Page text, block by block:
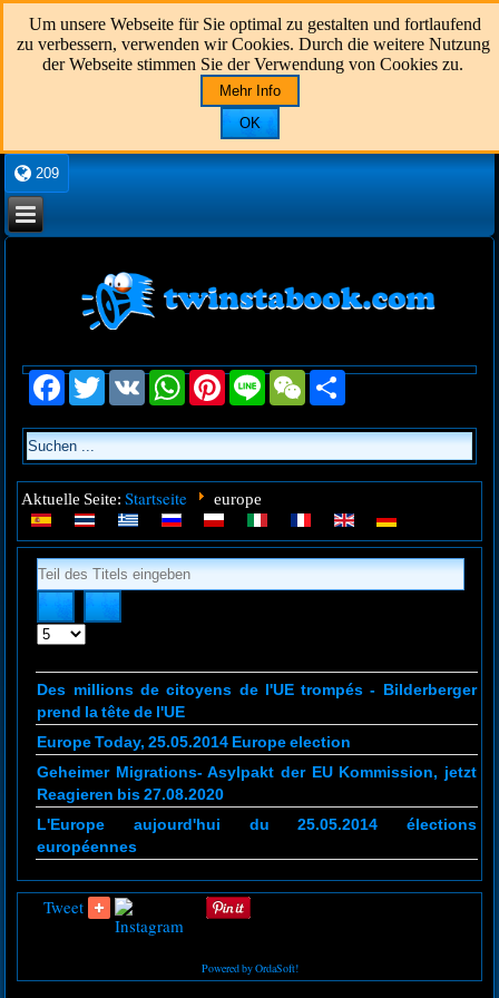
Um unsere Webseite für Sie optimal zu gestalten und fortlaufend
zu verbessern, verwenden wir Cookies. Durch die weitere Nutzung
der Webseite stimmen Sie der Verwendung von Cookies zu.
Mehr Info
OK
209
Facebook
Twitter VK WhatsAppPinterestLine WeChat
Aktuelle Seite:Startseite europe
Teil
des
Titels
eingeben
Anzeige
Des millions de citoyens de l'UE trompés - Bilderberger
prend la tête de l'UE
Europe Today, 25.05.2014 Europe election
Geheimer Migrations- Asylpakt der EU Kommission, jetzt
Reagieren bis 27.08.2020
L'Europe aujourd'hui du 25.05.2014 élections
européennes
Tweet
Powered by OrdaSoft!